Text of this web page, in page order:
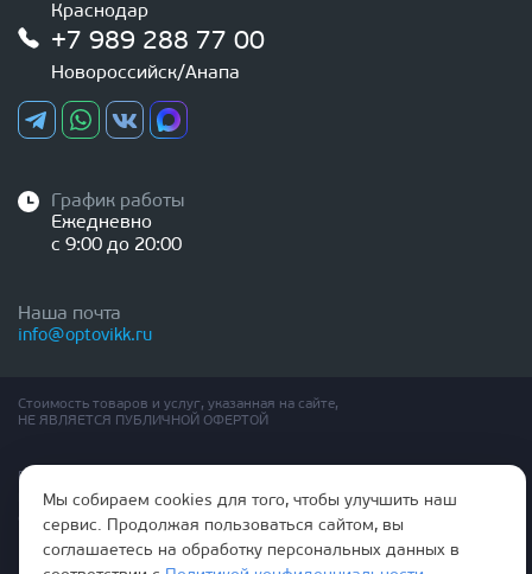
Краснодар
+7 989 288 77 00
Новороссийск/Анапа
График работы
Ежедневно
с 9:00 до 20:00
Наша почта
info@optovikk.ru
Стоимость товаров и услуг, указанная на сайте,
НЕ ЯВЛЯЕТСЯ ПУБЛИЧНОЙ ОФЕРТОЙ
Правила эксплутации входных и межкомнатных дверей
Политика обработки персональных данных
Согласие на обработку персональных данных
Мы собираем cookies для того, чтобы улучшить наш
сервис. Продолжая пользоваться сайтом, вы
соглашаетесь на обработку персональных данных в